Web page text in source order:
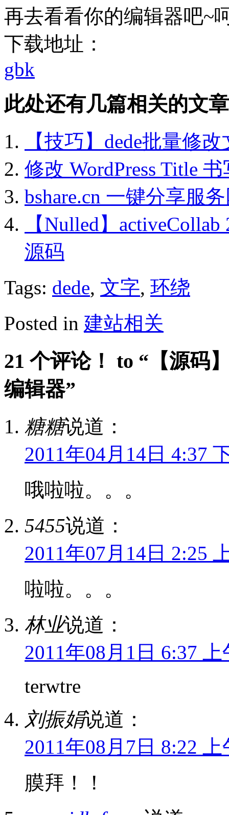
再去看看你的编辑器吧~
下载地址：
gbk
此处还有几篇相关的文
【技巧】dede批量修
修改 WordPress Title
bshare.cn 一键分享服
【Nulled】
源码
Tags: dede, 文字, 环绕
Posted in 建站相关
21 个评论！ to “【源码
编辑器”
糖糖说道：
2011年04月14日 4:37
哦啦啦。。。
5455说道：
2011年07月14日 2:25
啦啦。。。
林业说道：
2011年08月1日 6:37 上
terwtre
刘振娟说道：
2011年08月7日 8:22 上
膜拜！！